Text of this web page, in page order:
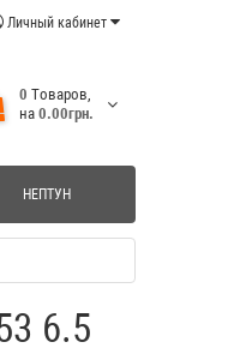
Личный кабинет
0 Tоваров,
на 0.00грн.
НЕПТУН
6.5